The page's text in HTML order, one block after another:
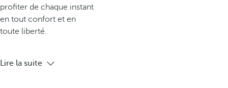
profiter de chaque instant
en tout confort et en
toute liberté.
Lire la suite